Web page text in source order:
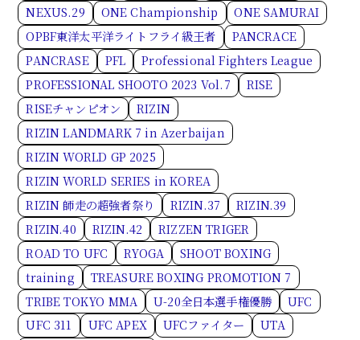
NEXUS.29 ONE Championship
ONE SAMURAI
OPBF東洋太平洋ライトフライ級王者
PANCRACE
PANCRASE
PFL
Professional Fighters League
PROFESSIONAL SHOOTO 2023 Vol.7
RISE
RISEチャンピオン
RIZIN
RIZIN LANDMARK 7 in Azerbaijan
RIZIN WORLD GP 2025
RIZIN WORLD SERIES in KOREA
RIZIN 師走の超強者祭り
RIZIN.37
RIZIN.39
RIZIN.40
RIZIN.42
RIZZEN TRIGER
ROAD TO UFC
RYOGA
SHOOT BOXING
training
TREASURE BOXING PROMOTION 7
TRIBE TOKYO MMA
U-20全日本選手権優勝
UFC
UFC 311
UFC APEX UFCファイター
UTA